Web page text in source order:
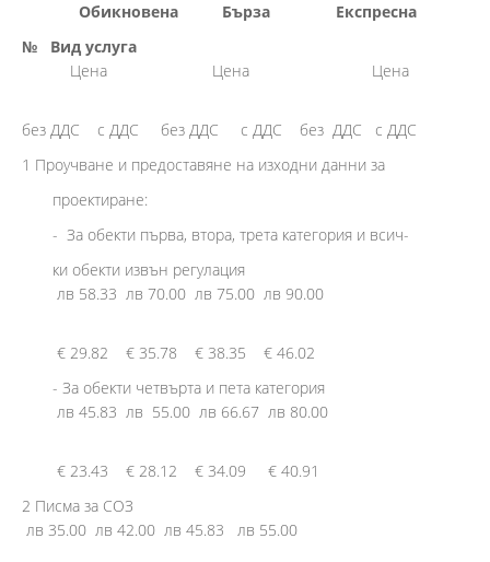
Обикновена Бърза
Експресна
№ Вид услуга
Цена Цена Цена
без ДДС с ДДС без ДДС с ДДС без ДДС с ДДС
1 Проучване и предоставяне на изходни данни за
проектиране:
- За обекти първа, втора, трета категория и всич-
ки обекти извън регулация
лв 58.33 лв 70.00 лв 75.00 лв 90.00
€ 29.82 € 35.78 € 38.35 € 46.02
- За обекти четвърта и пета категория
лв 45.83 лв 55.00 лв 66.67 лв 80.00
€ 23.43 € 28.12 € 34.09 € 40.91
2 Писма за СОЗ
лв 35.00 лв 42.00 лв 45.83 лв 55.00